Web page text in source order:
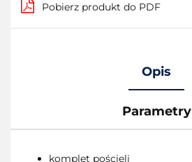
Pobierz produkt do PDF
Opis
Parametry
komplet pościeli